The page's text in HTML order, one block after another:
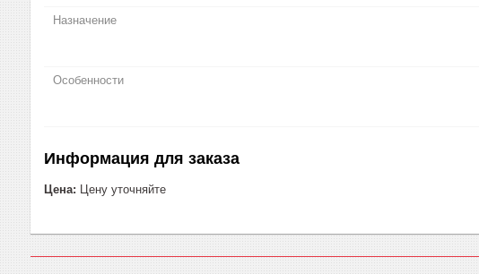
Назначение
Особенности
Информация для заказа
Цена: Цену уточняйте